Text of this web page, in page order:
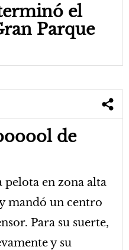
el
Parque
de
en zona alta
mandó un centro
Para su suerte,
y su